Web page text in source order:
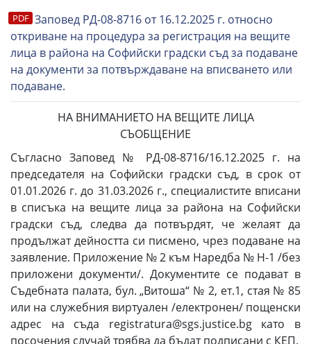
Заповед РД-08-8716 от 16.12.2025 г. относно
откриване на процедура за регистрация на вещите
лица в района на Софийски градски съд за подаване
на документи за потвърждаване на вписването или
подаване.
НА ВНИМАНИЕТО НА ВЕЩИТЕ ЛИЦА
СЪОБЩЕНИЕ
Съгласно Заповед № РД-08-8716/16.12.2025 г. на
председателя на Софийски градски съд, в срок от
01.01.2026 г. до 31.03.2026 г., специалистите вписани
в списъка на вещите лица за района на Софийски
градски съд, следва да потвърдят, че желаят да
продължат дейността си писмено, чрез подаване на
заявление. Приложение № 2 към Наредба № Н-1 /без
приложени документи/. Документите се подават в
Съдебната палата, бул. „Витоша“ № 2, ет.1, стая № 85
или на служебния виртуален /електронен/ пощенски
адрес на съда registratura@sgs.justice.bg като в
посочения случай трябва да бъдат подписани с КЕП.